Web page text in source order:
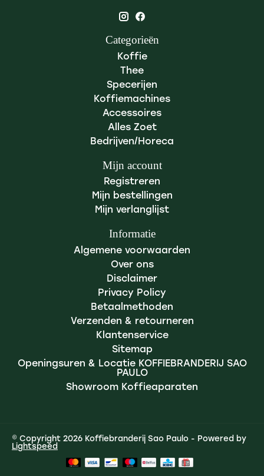
Categorieën
Koffie
Thee
Specerijen
Koffiemachines
Accessoires
Alles Zoet
Bedrijven/Horeca
Mijn account
Registreren
Mijn bestellingen
Mijn verlanglijst
Informatie
Algemene voorwaarden
Over ons
Disclaimer
Privacy Policy
Betaalmethoden
Verzenden & retourneren
Klantenservice
Sitemap
Openingsuren & Locatie KOFFIEBRANDERIJ SAO
PAULO
Showroom Koffieaparaten
© Copyright 2026 Koffiebranderij Sao Paulo - Powered by
Lightspeed